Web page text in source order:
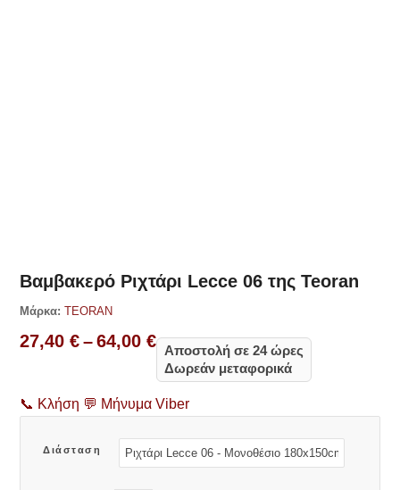
Βαμβακερό Ριχτάρι Lecce 06 της Teoran
Μάρκα: TEORAN
27,40€ – 64,00€Price
range:
27,40 €
through
Αποστολή σε 24 ώρες
Δωρεάν μεταφορικά
📞 Κλήση 💬 Μήνυμα Viber
Διάσταση